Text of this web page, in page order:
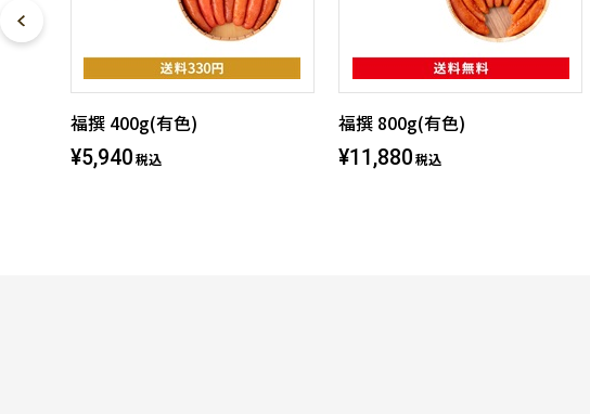
福撰 400g(有色)
¥5,940 税込
福撰 800g(有色)
¥11,880 税込